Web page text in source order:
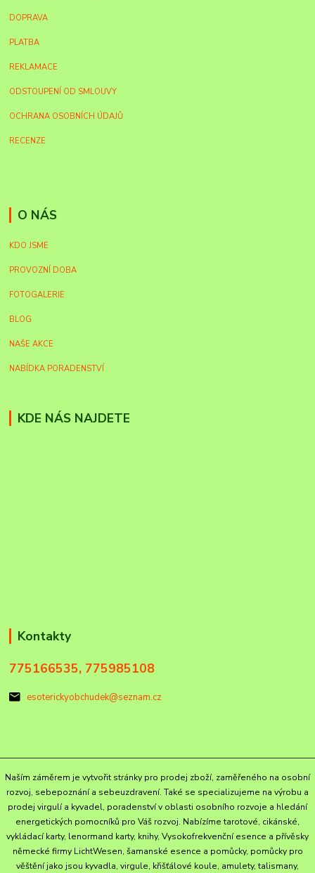
DOPRAVA
PLATBA
REKLAMACE
ODSTOUPENÍ OD SMLOUVY
OCHRANA OSOBNÍCH ÚDAJŮ
RECENZE
O NÁS
KDO JSME
PROVOZNÍ DOBA
FOTOGALERIE
BLOG
NAŠE AKCE
NABÍDKA PORADENSTVÍ
KDE NÁS NAJDETE
Kontakty
775166535, 775985108
esoterickyobchudek@seznam.cz
Naším záměrem je vytvořit stránky pro prodej zboží, zaměřeného na osobní
rozvoj, sebepoznání a sebeuzdravení. Také se specializujeme na výrobu a
prodej virgulí a kyvadel, poradenství v oblasti osobního rozvoje a hledání
energetických pomocníků pro Váš rozvoj. Nabízíme tarotové, cikánské,
vykládací karty, lenormand karty, knihy, Vysokofrekvenční esence a přívěsky
německé firmy LichtWesen, šamanské esence a pomůcky, pomůcky pro
věštění jako jsou kyvadla, virgule, křišťálové koule, amulety, talismany,